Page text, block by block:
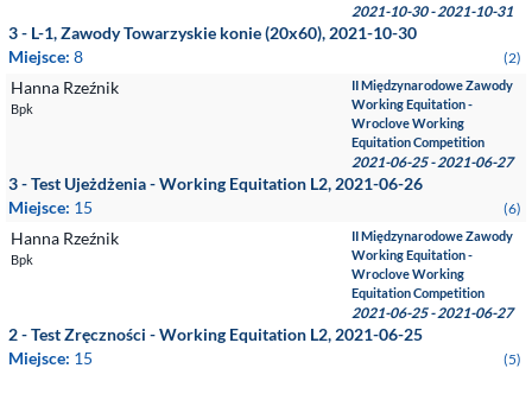
2021-10-30 - 2021-10-31
3 - L-1, Zawody Towarzyskie konie (20x60), 2021-10-30
Miejsce: 8 (2)
Hanna Rzeźnik
Bpk
II Międzynarodowe Zawody
Working Equitation -
Wroclove Working
Equitation Competition
2021-06-25 - 2021-06-27
3 - Test Ujeżdżenia - Working Equitation L2, 2021-06-26
Miejsce: 15 (6)
Hanna Rzeźnik
Bpk
II Międzynarodowe Zawody
Working Equitation -
Wroclove Working
Equitation Competition
2021-06-25 - 2021-06-27
2 - Test Zręczności - Working Equitation L2, 2021-06-25
Miejsce: 15 (5)